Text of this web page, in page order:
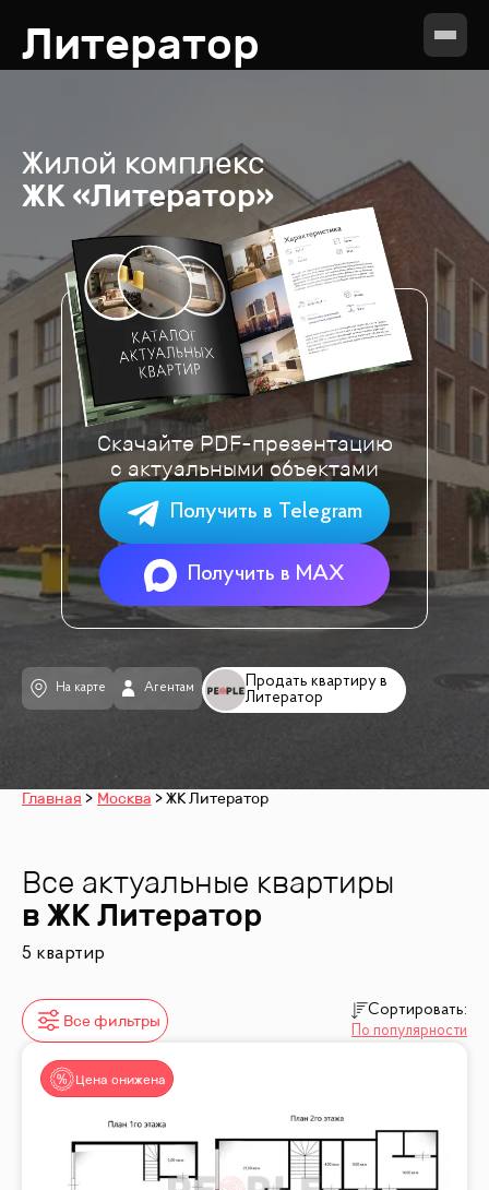
Литератор
Жилой комплекс
ЖК «Литератор»
Продать квартиру в
Литератор
На карте Агентам
Скачайте PDF-презентацию
с актуальными объектами
Получить в Telegram
Получить в MAX
Главная Москва ЖК Литератор
Все актуальные квартиры
в ЖК Литератор
5 квартир
Все фильтры
Сортировать:
По популярности
Цена снижена